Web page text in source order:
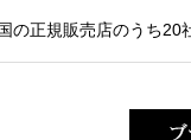
正規販売店のうち20